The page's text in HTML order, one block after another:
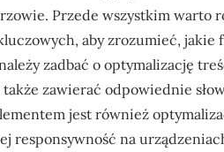
Przede wszystkim warto
aby zrozumieć, jakie
zadbać o optymalizację
zawierać odpowiednie
jest również
responsywność na